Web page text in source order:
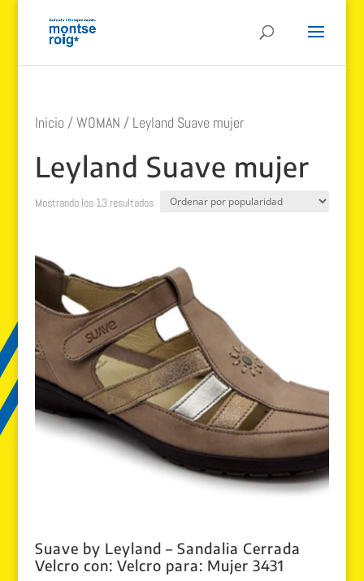
Inicio /WOMAN / Leyland Suave mujer
Leyland Suave mujer
Mostrando los 13 resultadosOrdenado
Suave by Leyland – Sandalia Cerrada
Velcro con: Velcro para: Mujer 3431